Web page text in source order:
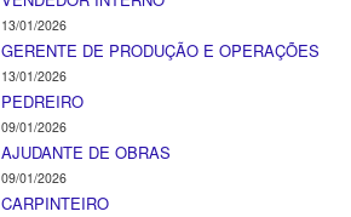
13/01/2026
GERENTE DE PRODUÇÃO E OPERAÇÕES
13/01/2026
PEDREIRO
09/01/2026
AJUDANTE DE OBRAS
09/01/2026
CARPINTEIRO